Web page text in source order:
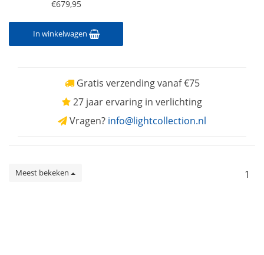
€679,95
In winkelwagen
Gratis verzending vanaf €75
27 jaar ervaring in verlichting
Vragen? info@lightcollection.nl
Meest bekeken 1